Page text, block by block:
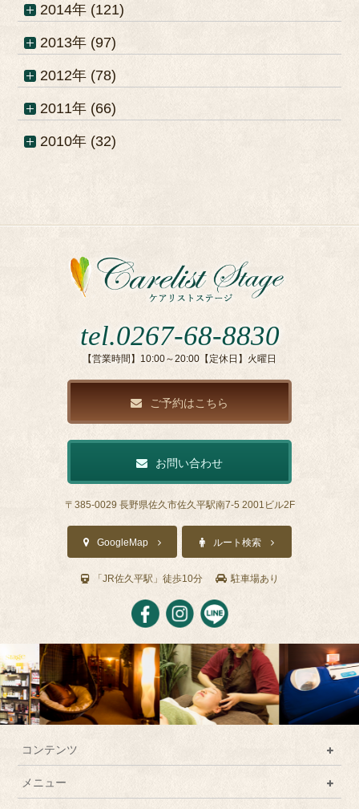
2014年 (121)
2013年 (97)
2012年 (78)
2011年 (66)
2010年 (32)
tel.0267-68-8830
【営業時間】10:00～20:00【定休日】火曜日
ご予約はこちら
お問い合わせ
〒385-0029 長野県佐久市佐久平駅南7-5 2001ビル2F
GoogleMap ルート検索
「JR佐久平駅」徒歩10分 駐車場あり
コンテンツ
メニュー